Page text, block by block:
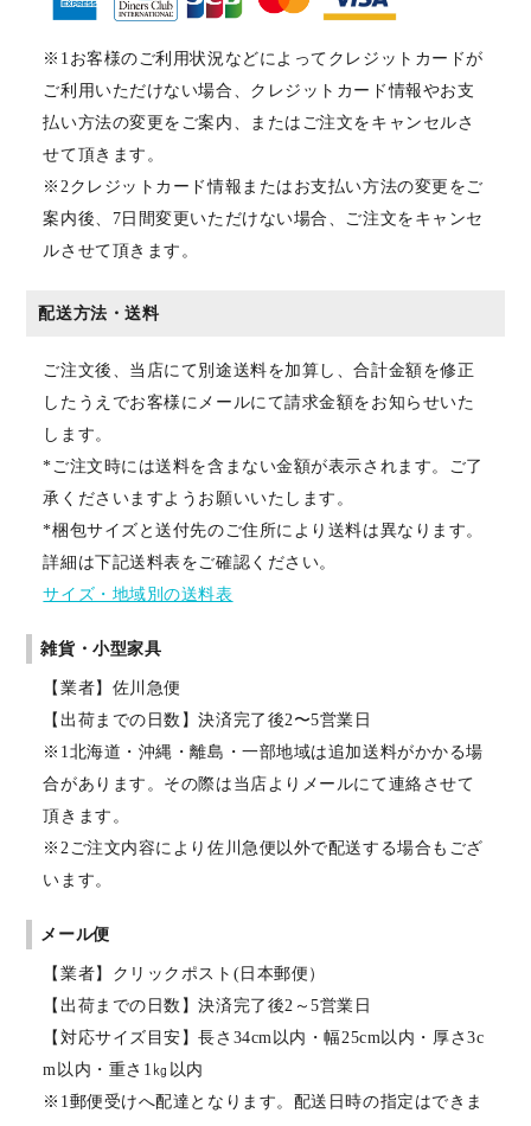
※1お客様のご利用状況などによってクレジットカードが
ご利用いただけない場合、クレジットカード情報やお支
払い方法の変更をご案内、またはご注文をキャンセルさ
せて頂きます。
※2クレジットカード情報またはお支払い方法の変更をご
案内後、7日間変更いただけない場合、ご注文をキャンセ
ルさせて頂きます。
配送方法・送料
ご注文後、当店にて別途送料を加算し、合計金額を修正
したうえでお客様にメールにて請求金額をお知らせいた
します。
*ご注文時には送料を含まない金額が表示されます。ご了
承くださいますようお願いいたします。
*梱包サイズと送付先のご住所により送料は異なります。
詳細は下記送料表をご確認ください。
サイズ・地域別の送料表
雑貨・小型家具
【業者】佐川急便
【出荷までの日数】決済完了後2〜5営業日
※1北海道・沖縄・離島・一部地域は追加送料がかかる場
合があります。その際は当店よりメールにて連絡させて
頂きます。
※2ご注文内容により佐川急便以外で配送する場合もござ
います。
メール便
【業者】クリックポスト(日本郵便）
【出荷までの日数】決済完了後2～5営業日
【対応サイズ目安】長さ34cm以内・幅25cm以内・厚さ3c
m以内・重さ1㎏以内
※1郵便受けへ配達となります。配送日時の指定はできま